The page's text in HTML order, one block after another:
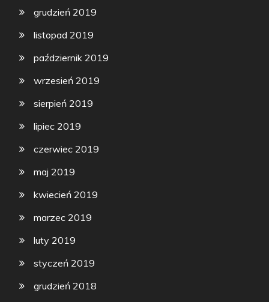
grudzień 2019
listopad 2019
październik 2019
wrzesień 2019
sierpień 2019
lipiec 2019
czerwiec 2019
maj 2019
kwiecień 2019
marzec 2019
luty 2019
styczeń 2019
grudzień 2018